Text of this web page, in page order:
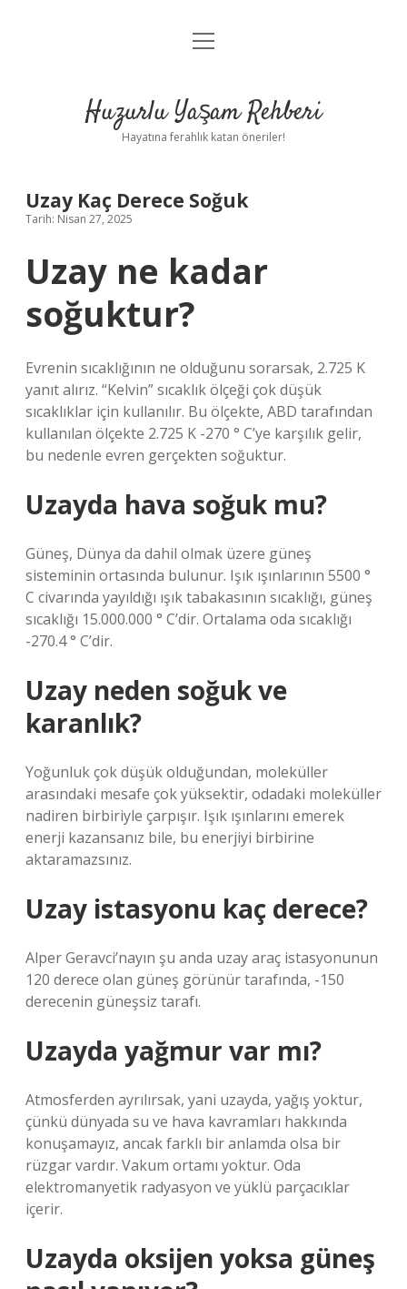
Anasayfa
Yasal Uyarı
menüyü
Huzurlu Yaşam Rehberi
Hayatına ferahlık katan öneriler!
Uzay Kaç Derece Soğuk
Tarih: Nisan 27, 2025
Uzay ne kadar
soğuktur?
Evrenin sıcaklığının ne olduğunu sorarsak, 2.725 K
yanıt alırız. “Kelvin” sıcaklık ölçeği çok düşük
sıcaklıklar için kullanılır. Bu ölçekte, ABD tarafından
kullanılan ölçekte 2.725 K -270 ° C’ye karşılık gelir,
bu nedenle evren gerçekten soğuktur.
Uzayda hava soğuk mu?
Güneş, Dünya da dahil olmak üzere güneş
sisteminin ortasında bulunur. Işık ışınlarının 5500 °
C civarında yayıldığı ışık tabakasının sıcaklığı, güneş
sıcaklığı 15.000.000 ° C’dir. Ortalama oda sıcaklığı
-270.4 ° C’dir.
Uzay neden soğuk ve
karanlık?
Yoğunluk çok düşük olduğundan, moleküller
arasındaki mesafe çok yüksektir, odadaki moleküller
nadiren birbiriyle çarpışır. Işık ışınlarını emerek
enerji kazansanız bile, bu enerjiyi birbirine
aktaramazsınız.
Uzay istasyonu kaç derece?
Alper Geravci’nayın şu anda uzay araç istasyonunun
120 derece olan güneş görünür tarafında, -150
derecenin güneşsiz tarafı.
Uzayda yağmur var mı?
Atmosferden ayrılırsak, yani uzayda, yağış yoktur,
çünkü dünyada su ve hava kavramları hakkında
konuşamayız, ancak farklı bir anlamda olsa bir
rüzgar vardır. Vakum ortamı yoktur. Oda
elektromanyetik radyasyon ve yüklü parçacıklar
içerir.
Uzayda oksijen yoksa güneş